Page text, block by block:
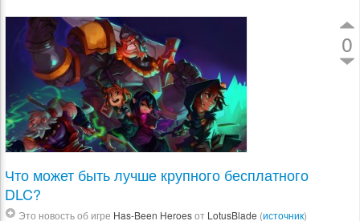
0
Что может быть лучше крупного бесплатного
DLC?
Это новость об игре Has-Been Heroesот LotusBlade (источник)